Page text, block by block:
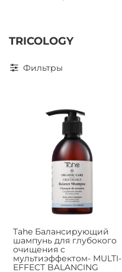
TRICOLOGY
Фильтры
Tahe Балансирующий
шампунь для глубокого
очищения с
мультиэффектом- MULTI-
EFFECT BALANCING